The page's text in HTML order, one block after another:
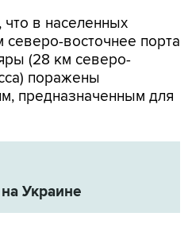
в населенных
северо-восточнее порта
(28 км северо-
поражены
предназначенным для
Украине